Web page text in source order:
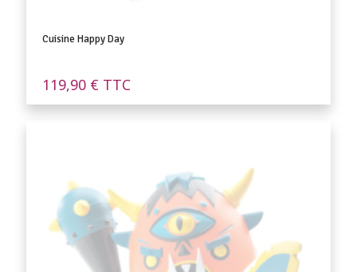
Cuisine Happy Day
119,90 € TTC